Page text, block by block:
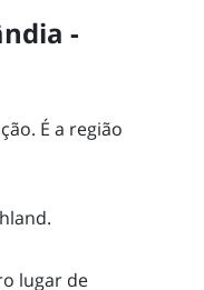
-
É a região
lugar de